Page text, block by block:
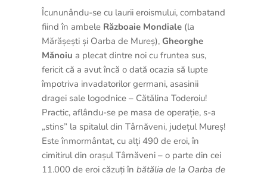
Îcununându-se cu laurii eroismului, combatand
fiind în ambele Războaie Mondiale(la
Mărășești și Oarba de Mureș), Gheorghe
Mănoiu a plecat dintre noi cu fruntea sus,
fericit că a avut încă o dată ocazia să lupte
împotriva invadatorilor germani, asasinii
dragei sale logodnice – Cătălina Toderoiu!
Practic, aflându-se pe masa de operație, s-a
„stins” la spitalul din Târnăveni, județul Mureș!
Este înmormântat, cu alți 490 de eroi, în
cimitirul din orașul Târnăveni – o parte din cei
11.000 de eroi căzuți în bătălia de la Oarba de